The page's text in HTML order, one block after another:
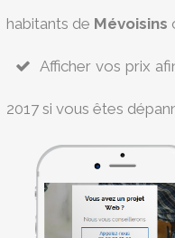
habitants de Mévoisins
Afficher vos prix
2017 si vous êtes